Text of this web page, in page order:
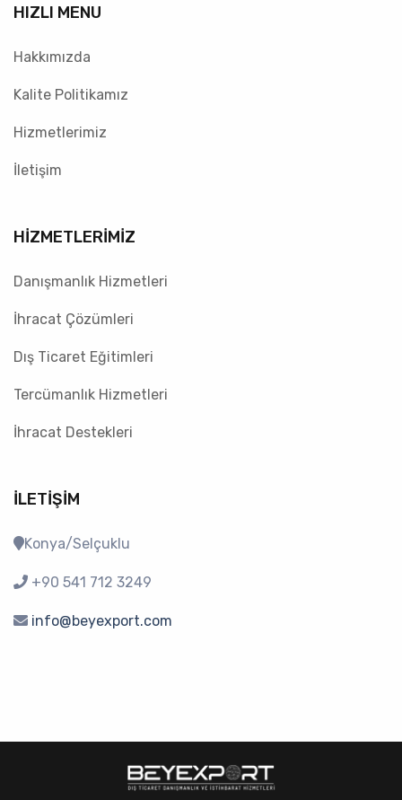
HIZLI MENU
Hakkımızda
Kalite Politikamız
Hizmetlerimiz
İletişim
HİZMETLERİMİZ
Danışmanlık Hizmetleri
İhracat Çözümleri
Dış Ticaret Eğitimleri
Tercümanlık Hizmetleri
İhracat Destekleri
İLETIŞIM
Konya/Selçuklu
+90 541 712 3249
info@beyexport.com